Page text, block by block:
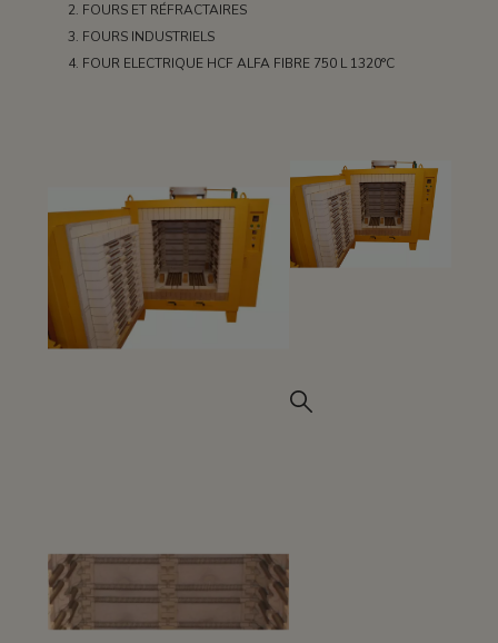
FOURS ET RÉFRACTAIRES
FOURS INDUSTRIELS
FOUR ELECTRIQUE HCF ALFA FIBRE 750 L 1320°C